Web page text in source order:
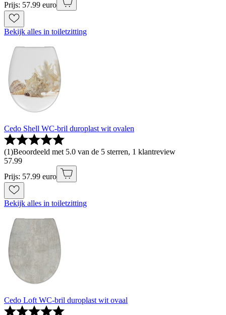
Prijs: 57.99 euro
Bekijk alles in toiletzitting
Cedo Shell WC-bril duroplast wit ovalen
(1)Beoordeeld met 5.0 van de 5 sterren, 1 klantreview
57.99
Prijs: 57.99 euro
Bekijk alles in toiletzitting
Cedo Loft WC-bril duroplast wit ovaal